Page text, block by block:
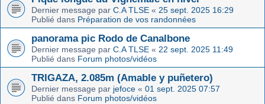
Dernier message par C.A TLSE « 25 sept. 2025 16:29
Publié dans Préparation de vos randonnées
panorama pic Rodo de Canalbone
Dernier message par C.A TLSE « 22 sept. 2025 11:49
Publié dans Forum photos/vidéos
TRIGAZA, 2.085m (Amable y puñetero)
Dernier message par jefoce « 01 sept. 2025 07:57
Publié dans Forum photos/vidéos